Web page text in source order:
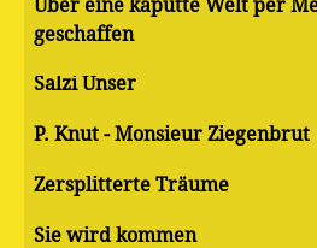
Über eine kaputte Welt per
geschaffen
Salzi Unser
P. Knut - Monsieur Ziegenbrut
Zersplitterte Träume
Sie wird kommen